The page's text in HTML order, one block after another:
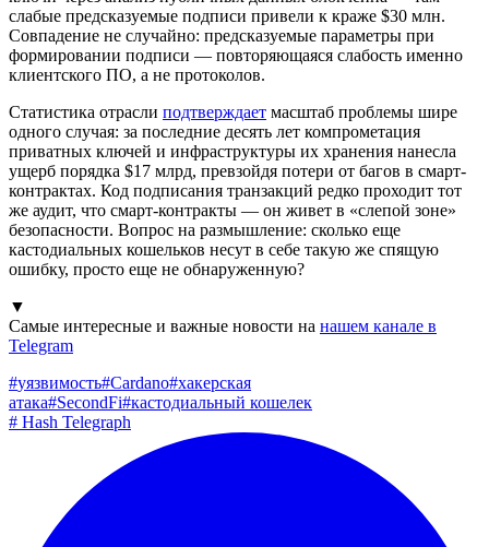
слабые предсказуемые подписи привели к краже $30 млн.
Совпадение не случайно: предсказуемые параметры при
формировании подписи — повторяющаяся слабость именно
клиентского ПО, а не протоколов.
Статистика отрасли подтверждает масштаб проблемы шире
одного случая: за последние десять лет компрометация
приватных ключей и инфраструктуры их хранения нанесла
ущерб порядка $17 млрд, превзойдя потери от багов в смарт-
контрактах. Код подписания транзакций редко проходит тот
же аудит, что смарт-контракты — он живет в «слепой зоне»
безопасности. Вопрос на размышление: сколько еще
кастодиальных кошельков несут в себе такую же спящую
ошибку, просто еще не обнаруженную?
▼
Самые интересные и важные новости на нашем канале в
Telegram
#уязвимость#Cardano#хакерская
атака#SecondFi#кастодиальный кошелек
# Hash Telegraph